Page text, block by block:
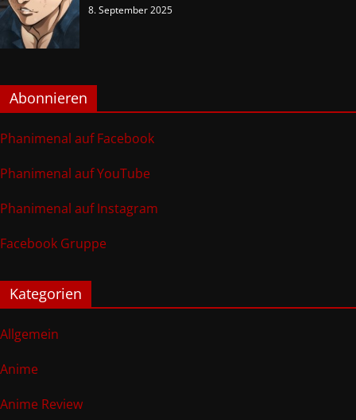
8. September 2025
Abonnieren
Phanimenal auf Facebook
Phanimenal auf YouTube
Phanimenal auf Instagram
Facebook Gruppe
Kategorien
Allgemein
Anime
Anime Review